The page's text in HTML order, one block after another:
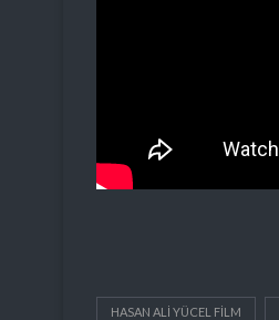
HASAN ALI YÜCEL FILM